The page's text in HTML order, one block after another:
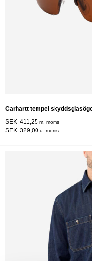
Carhartt tempel
SEK 411,25 m. moms
SEK 329,00 u. moms